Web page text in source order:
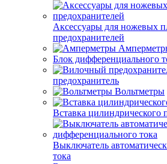
Аксессуары для ножевых
предохранителей
Блок дифференциального
предохранитель
Вольтметры
Вставка цилиндрического
Выключатель
тока